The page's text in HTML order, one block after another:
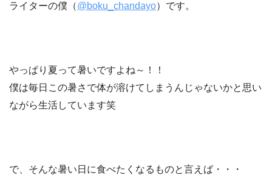
ライターの僕（@boku_chandayo）です。
やっぱり夏って暑いですよね～！！
僕は毎日この暑さで体が溶けてしまうんじゃないかと思い
ながら生活しています笑
で、そんな暑い日に食べたくなるものと言えば・・・